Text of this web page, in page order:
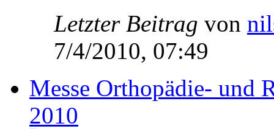
Letzter Beitrag von
7/4/2010, 07:49
Messe Orthopädie- und
2010